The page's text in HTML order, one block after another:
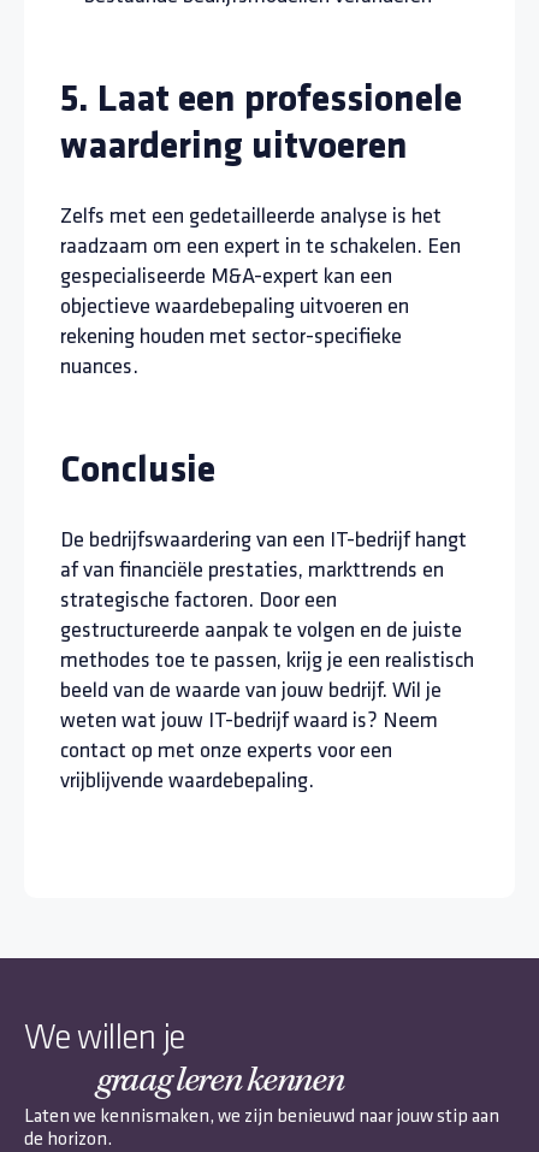
5. Laat een professionele
waardering uitvoeren
Zelfs met een gedetailleerde analyse is het
raadzaam om een expert in te schakelen. Een
gespecialiseerde M&A-expert kan een
objectieve waardebepaling uitvoeren en
rekening houden met sector-specifieke
nuances.
Conclusie
De bedrijfswaardering van een IT-bedrijf hangt
af van financiële prestaties, markttrends en
strategische factoren. Door een
gestructureerde aanpak te volgen en de juiste
methodes toe te passen, krijg je een realistisch
beeld van de waarde van jouw bedrijf. Wil je
weten wat jouw IT-bedrijf waard is? Neem
contact op met onze experts voor een
vrijblijvende waardebepaling.
We willen je
graag leren kennen
Laten we kennismaken, we zijn benieuwd naar jouw stip aan
de horizon.